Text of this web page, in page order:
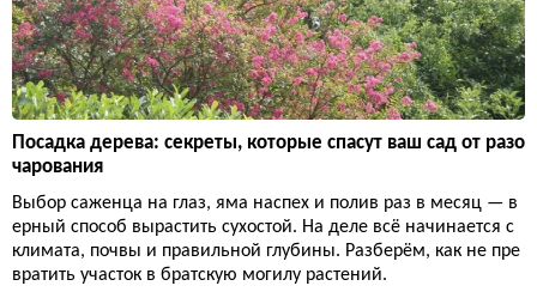
Посадка дерева: секреты, которые спасут ваш сад от разо
чарования
Выбор саженца на глаз, яма наспех и полив раз в месяц — в
ерный способ вырастить сухостой. На деле всё начинается с
климата, почвы и правильной глубины. Разберём, как не пре
вратить участок в братскую могилу растений.